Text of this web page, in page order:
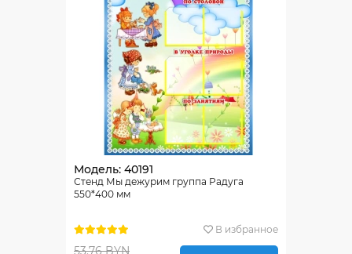
Модель: 40191
Стенд Мы дежурим группа Радуга
550*400 мм
В избранное